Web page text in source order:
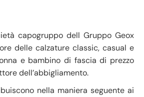
capogruppo dell Gruppo Geox
delle calzature classic, casual e
e bambino di fascia di prezzo
dell’abbigliamento.
nella maniera seguente ai